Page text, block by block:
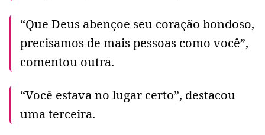
“Que Deus abençoe seu coração bondoso,
precisamos de mais pessoas como você”,
comentou outra.
“Você estava no lugar certo”, destacou
uma terceira.